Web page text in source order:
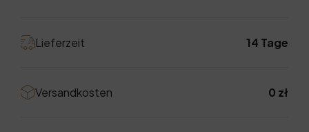
Lieferzeit 14 Tage
Versandkosten 0 zł